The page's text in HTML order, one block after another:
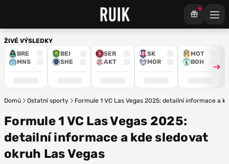
ŽIVÉ VÝSLEDKY
BRE
MNS
BEI
SHE
SER
AKT
SK
MOR
MOT
BOH
Domů Ostatní sporty Formule 1 VC Las Vegas 2025: detailní informace a
Formule 1 VC Las Vegas 2025:
detailní informace a kde sledovat
okruh Las Vegas